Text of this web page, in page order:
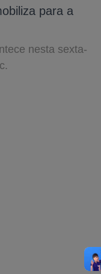
para a
nesta sexta-